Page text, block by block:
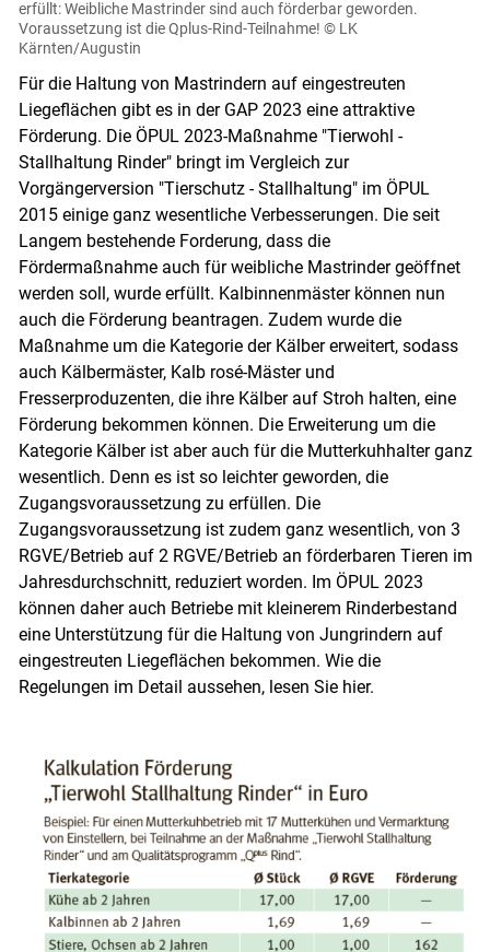
Skip to main content
erfüllt: Weibliche Mastrinder sind auch förderbar geworden.
Voraussetzung ist die Qplus-Rind-Teilnahme! © LK
Kärnten/Augustin
Für die Haltung von Mastrindern auf eingestreuten
Liegeflächen gibt es in der GAP 2023 eine attraktive
Förderung. Die ÖPUL 2023-Maßnahme "Tierwohl -
Stallhaltung Rinder" bringt im Vergleich zur
Vorgängerversion "Tierschutz - Stallhaltung" im ÖPUL
2015 einige ganz wesentliche Verbesserungen. Die seit
Langem bestehende Forderung, dass die
Fördermaßnahme auch für weibliche Mastrinder geöffnet
werden soll, wurde erfüllt. Kalbinnenmäster können nun
auch die Förderung beantragen. Zudem wurde die
Maßnahme um die Kategorie der Kälber erweitert, sodass
auch Kälbermäster, Kalb rosé-Mäster und
Fresserproduzenten, die ihre Kälber auf Stroh halten, eine
Förderung bekommen können. Die Erweiterung um die
Kategorie Kälber ist aber auch für die Mutterkuhhalter ganz
wesentlich. Denn es ist so leichter geworden, die
Zugangsvoraussetzung zu erfüllen. Die
Zugangsvoraussetzung ist zudem ganz wesentlich, von 3
RGVE/​Betrieb auf 2 RGVE/​Betrieb an förderbaren Tieren im
Jahresdurchschnitt, reduziert worden. Im ÖPUL 2023
können daher auch Betriebe mit kleinerem Rinderbestand
eine Unterstützung für die Haltung von Jungrindern auf
eingestreuten Liegeflächen bekommen. Wie die
Regelungen im Detail aussehen, lesen Sie hier.